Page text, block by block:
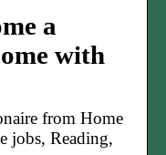
a
with
from Home
jobs, Reading,